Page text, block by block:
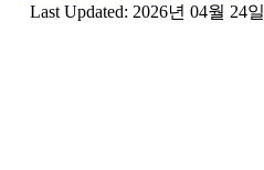
Last Updated: 2026년 04월 24일